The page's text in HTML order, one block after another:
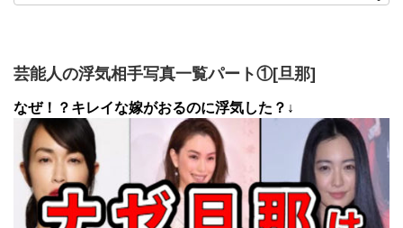
芸能人の浮気相手写真一覧パート①[旦那]
なぜ！？キレイな嫁がおるのに浮気した？↓